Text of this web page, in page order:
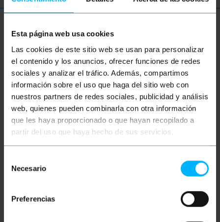
Esta página web usa cookies
Las cookies de este sitio web se usan para personalizar
el contenido y los anuncios, ofrecer funciones de redes
sociales y analizar el tráfico. Además, compartimos
información sobre el uso que haga del sitio web con
nuestros partners de redes sociales, publicidad y análisis
web, quienes pueden combinarla con otra información
que les haya proporcionado o que hayan recopilado a
partir del uso que haya hecho de sus servicios.
Necesario
Preferencias
Więcej informacji
Opis
Kabel szeregowy ze złączami szeregowymi DB9-
Female na jednym końcu i DB9-Male na drugim
końcu. Kabel 9-żyłowy z wyprowadzeniem pin-to-
pin. Długość kabla 3 metry. Kabel komunikacyjny
DB9, znany również jako kabel szeregowy lub kabel
szeregowej transmisji danych pomiędzy
złącze 9-pinowe, które jest zwykle stosowane w
urządzeniach takich jak komputery, drukarki,